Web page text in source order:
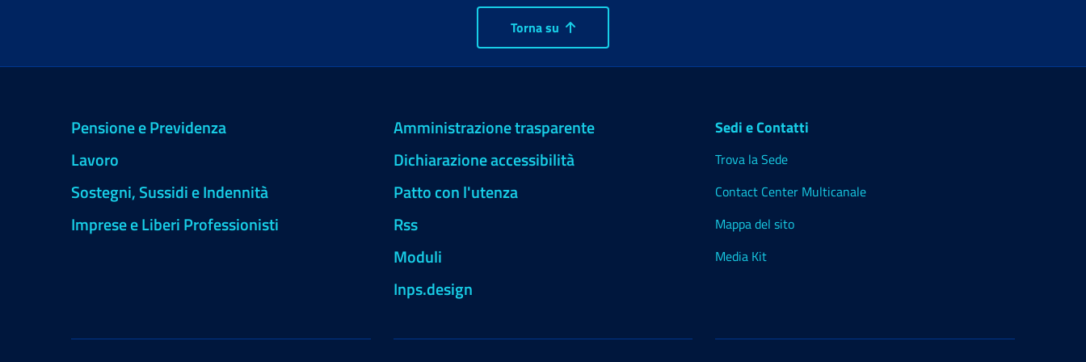
Torna su
Pensione e Previdenza
Lavoro
Sostegni, Sussidi e Indennità
Imprese e Liberi Professionisti
Amministrazione trasparente
Dichiarazione accessibilità
Patto con l'utenza
Rss
Moduli
Inps.design
Sedi e Contatti
Trova la Sede
Contact Center Multicanale
Mappa del sito
Media Kit